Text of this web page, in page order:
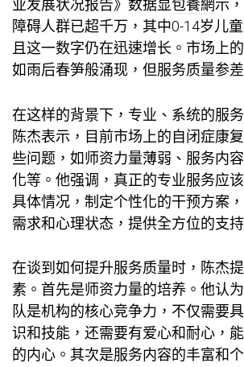
业发展状况报告》数据显包養網示
障碍人群已超千万，其中0-14岁儿
且这一数字仍在迅速增长。市场上
如雨后春笋般涌现，但服务质量参差
在这样的背景下，专业、系统的服
陈杰表示，目前市场上的自闭症康
些问题，如师资力量薄弱、服务内
化等。他强调，真正的专业服务应
具体情况，制定个性化的干预方案
需求和心理状态，提供全方位的支持
在谈到如何提升服务质量时，陈杰
素。首先是师资力量的培养。他认
队是机构的核心竞争力，不仅需要
识和技能，还需要有爱心和耐心，
的内心。其次是服务内容的丰富和